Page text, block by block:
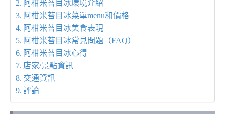
阿柑米苔目冰環境介紹
阿柑米苔目冰菜單menu和價格
阿柑米苔目冰美食表現
阿柑米苔目冰常見問題（FAQ）
阿柑米苔目冰心得
店家/景點資訊
交通資訊
評論